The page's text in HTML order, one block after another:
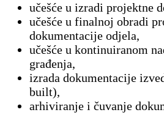
učešće u izradi projektne
učešće u finalnoj obradi
dokumentacije odjela,
učešće u kontinuiranom
građenja,
izrada dokumentacije
built),
arhiviranje i čuvanje